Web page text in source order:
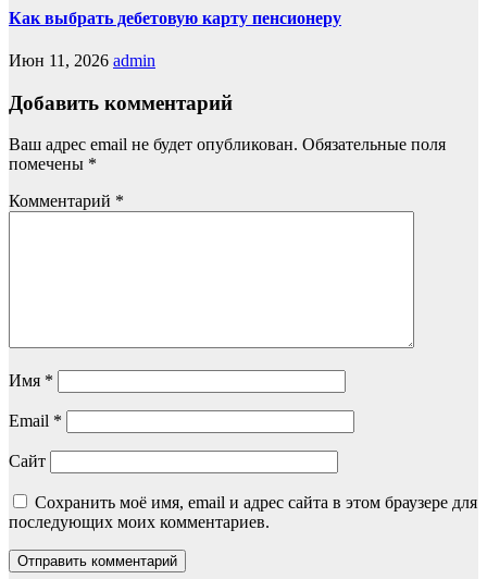
Как выбрать дебетовую карту пенсионеру
Июн 11, 2026 admin
Добавить комментарий
Ваш адрес email не будет опубликован. Обязательные поля
помечены *
Комментарий *
Имя *
Email *
Сайт
Сохранить моё имя, email и адрес сайта в этом браузере для
последующих моих комментариев.